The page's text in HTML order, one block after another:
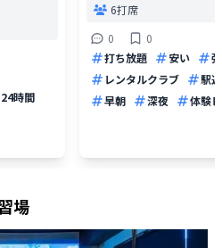
24時間
6打席
0
0
打ち放題
安い
レンタルクラブ
駅近
早朝
深夜 体験
場